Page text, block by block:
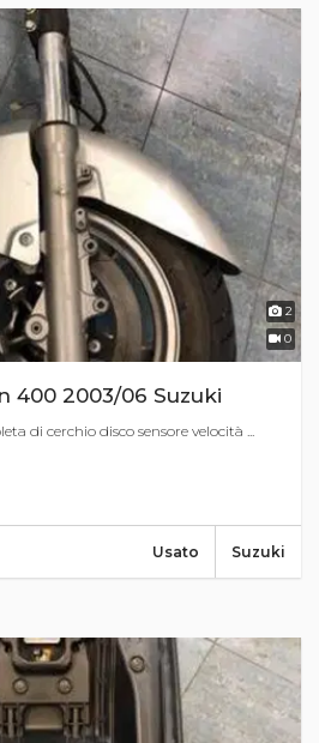
2
0
400 2003/06 Suzuki
di cerchio disco sensore velocità ...
Suzuki
Usato